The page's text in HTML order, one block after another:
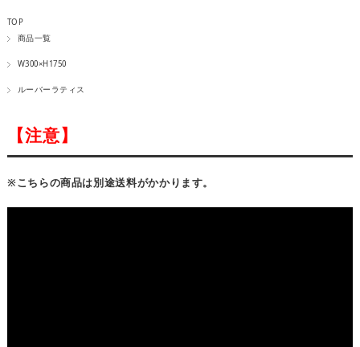
TOP
商品一覧
W300×H1750
ルーバーラティス
【注意】
※こちらの商品は別途送料がかかります。